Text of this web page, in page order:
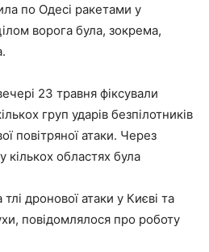
по Одесі ракетами у
ворога була, зокрема,
23 травня фіксували
груп ударів безпілотників
повітряної атаки. Через
кількох областях була
дронової атаки у Києві та
повідомлялося про роботу